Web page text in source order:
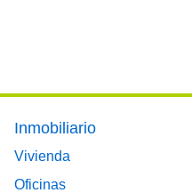
Footer main menu
Inmobiliario
Vivienda
Oficinas